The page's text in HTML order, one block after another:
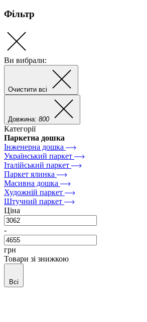
Фільтр
Ви вибрали:
Очистити всі
Довжина: 800
Категорії
Паркетна дошка
Інженерна дошка
Український паркет
Італійський паркет
Паркет ялинка
Масивна дошка
Художній паркет
Штучний паркет
Ціна
-
грн
Товари зі знижкою
Всі